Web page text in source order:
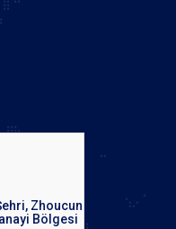
Zhoucun
Bölgesi